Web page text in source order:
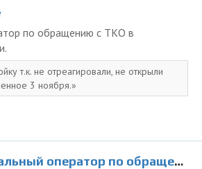
по обращению с ТКО в
т.к. не отреагировали, не открыли
3 ноября.
по обращению с ТКО» в Кинешме